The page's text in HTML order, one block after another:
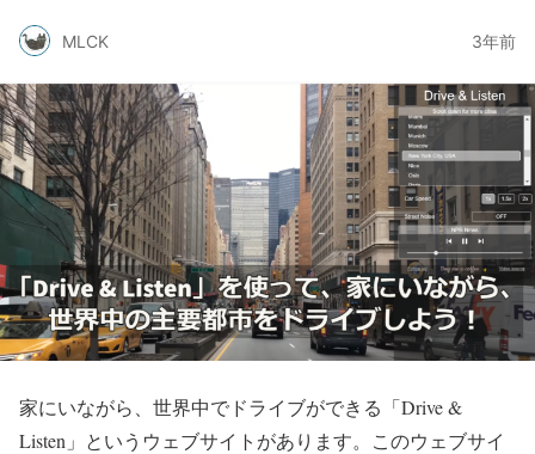
MLCK 3年前
家にいながら、世界中でドライブができる「Drive &
Listen」というウェブサイトがあります。このウェブサイ